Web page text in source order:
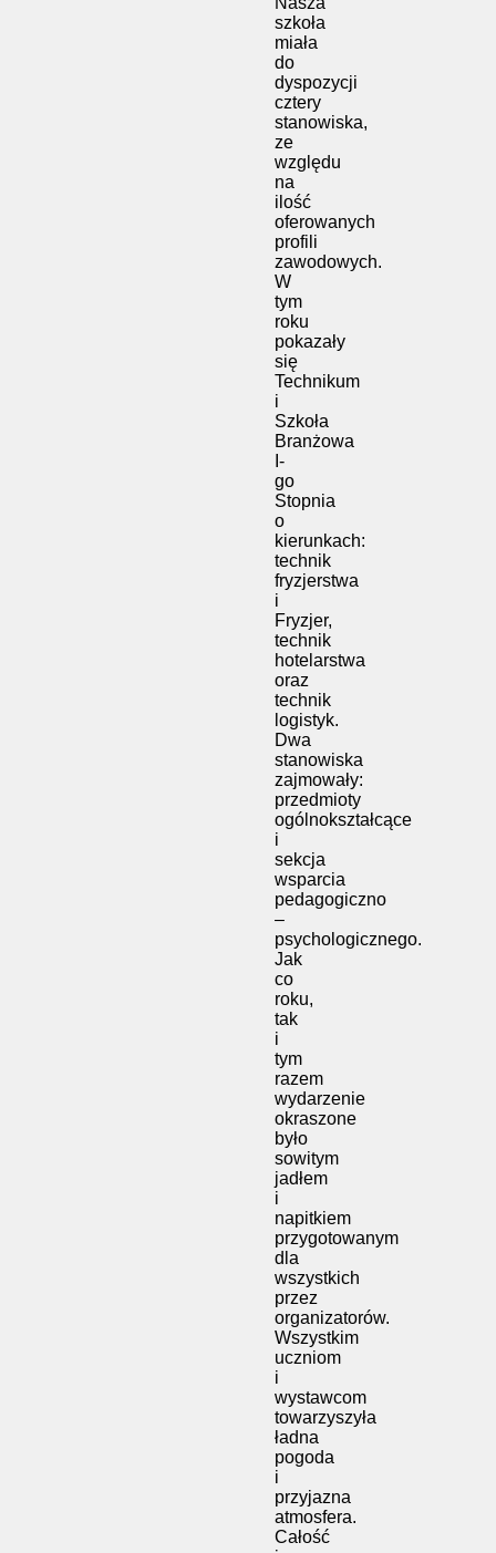
szkoła
miała
do
dyspozycji
cztery
stanowiska,
ze
względu
na
ilość
oferowanych
profili
zawodowych.
W
tym
roku
pokazały
się
Technikum
i
Szkoła
Branżowa
I-
go
Stopnia
o
kierunkach:
technik
fryzjerstwa
i
Fryzjer,
technik
hotelarstwa
oraz
technik
logistyk.
Dwa
stanowiska
zajmowały:
przedmioty
ogólnokształcące
i
sekcja
wsparcia
pedagogiczno
–
psychologicznego.
Jak
co
roku,
tak
i
tym
razem
wydarzenie
okraszone
było
sowitym
jadłem
i
napitkiem
przygotowanym
dla
wszystkich
przez
organizatorów.
Wszystkim
uczniom
i
wystawcom
towarzyszyła
ładna
pogoda
i
przyjazna
atmosfera.
Całość